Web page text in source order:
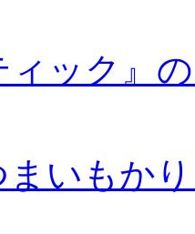
ィック』
まいもか